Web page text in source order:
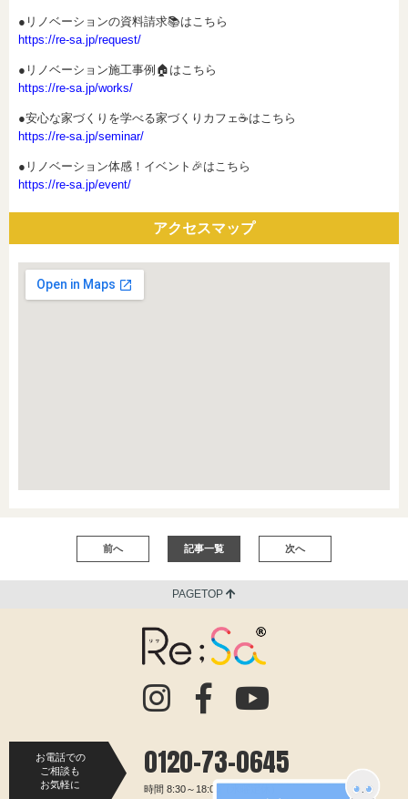
●リノベーションの資料請求📚はこちら
https://re-sa.jp/request/
●リノベーション施工事例🏠はこちら
https://re-sa.jp/works/
●安心な家づくりを学べる家づくりカフェ☕はこちら
https://re-sa.jp/seminar/
●リノベーション体感！イベント🎉はこちら
https://re-sa.jp/event/
アクセスマップ
前へ 記事一覧 次へ
PAGETOP
お電話での
ご相談も
お気軽に
0120-73-0645
時間 8:30～18:00（水曜定休）